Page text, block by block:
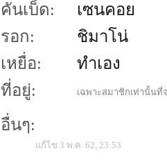
คันเบ็ด:
เซนคอย
รอก:
ชิมาโน่
เหยื่อ:
ทำเอง
ที่อยู่:
เฉพาะสมาชิกเท่านั้นที่
อื่นๆ:
แก้ไข 3 พ.ค. 62, 23:53